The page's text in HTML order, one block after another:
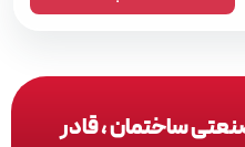
صنعتی ساختمان ، قادر